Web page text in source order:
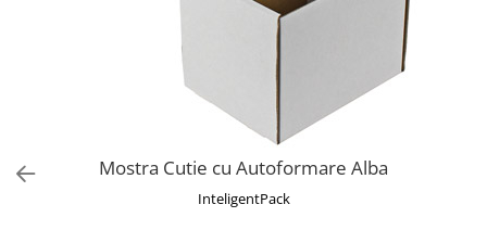
Mostra Cutie cu Autoformare Alba
InteligentPack